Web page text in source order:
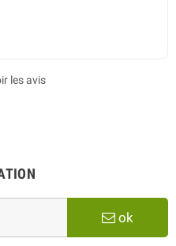
les avis
ok